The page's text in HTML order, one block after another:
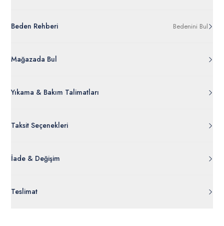
%100 Pamuk
Ürün Bilgileri Ayrıntılarını Görüntüle
Beden Rehberi Bedenini Bul
Mağazada Bul
Yıkama & Bakım Talimatları
Taksit Seçenekleri
İade & Değişim
açılmamış ürünlerde
Teslimat